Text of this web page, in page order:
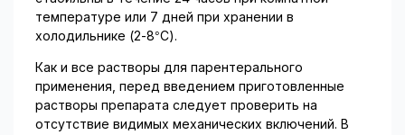
температуре или 7 дней при хранении в
холодильнике (2-8°С).
Как и все растворы для парентерального
применения, перед введением приготовленные
растворы препарата следует проверить на
отсутствие видимых механических включений. В